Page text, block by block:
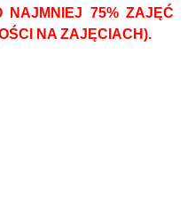
NAJMNIEJ 75% ZAJĘĆ
NA ZAJĘCIACH).